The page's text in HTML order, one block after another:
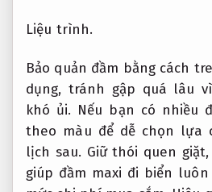
Liệu trình.
Bảo quản đầm bằng cách
dụng, tránh gập quá lâu
khó ủi. Nếu bạn có nhiều
theo màu để dễ chọn lựa
lịch sau. Giữ thói quen
giúp đầm maxi đi biển